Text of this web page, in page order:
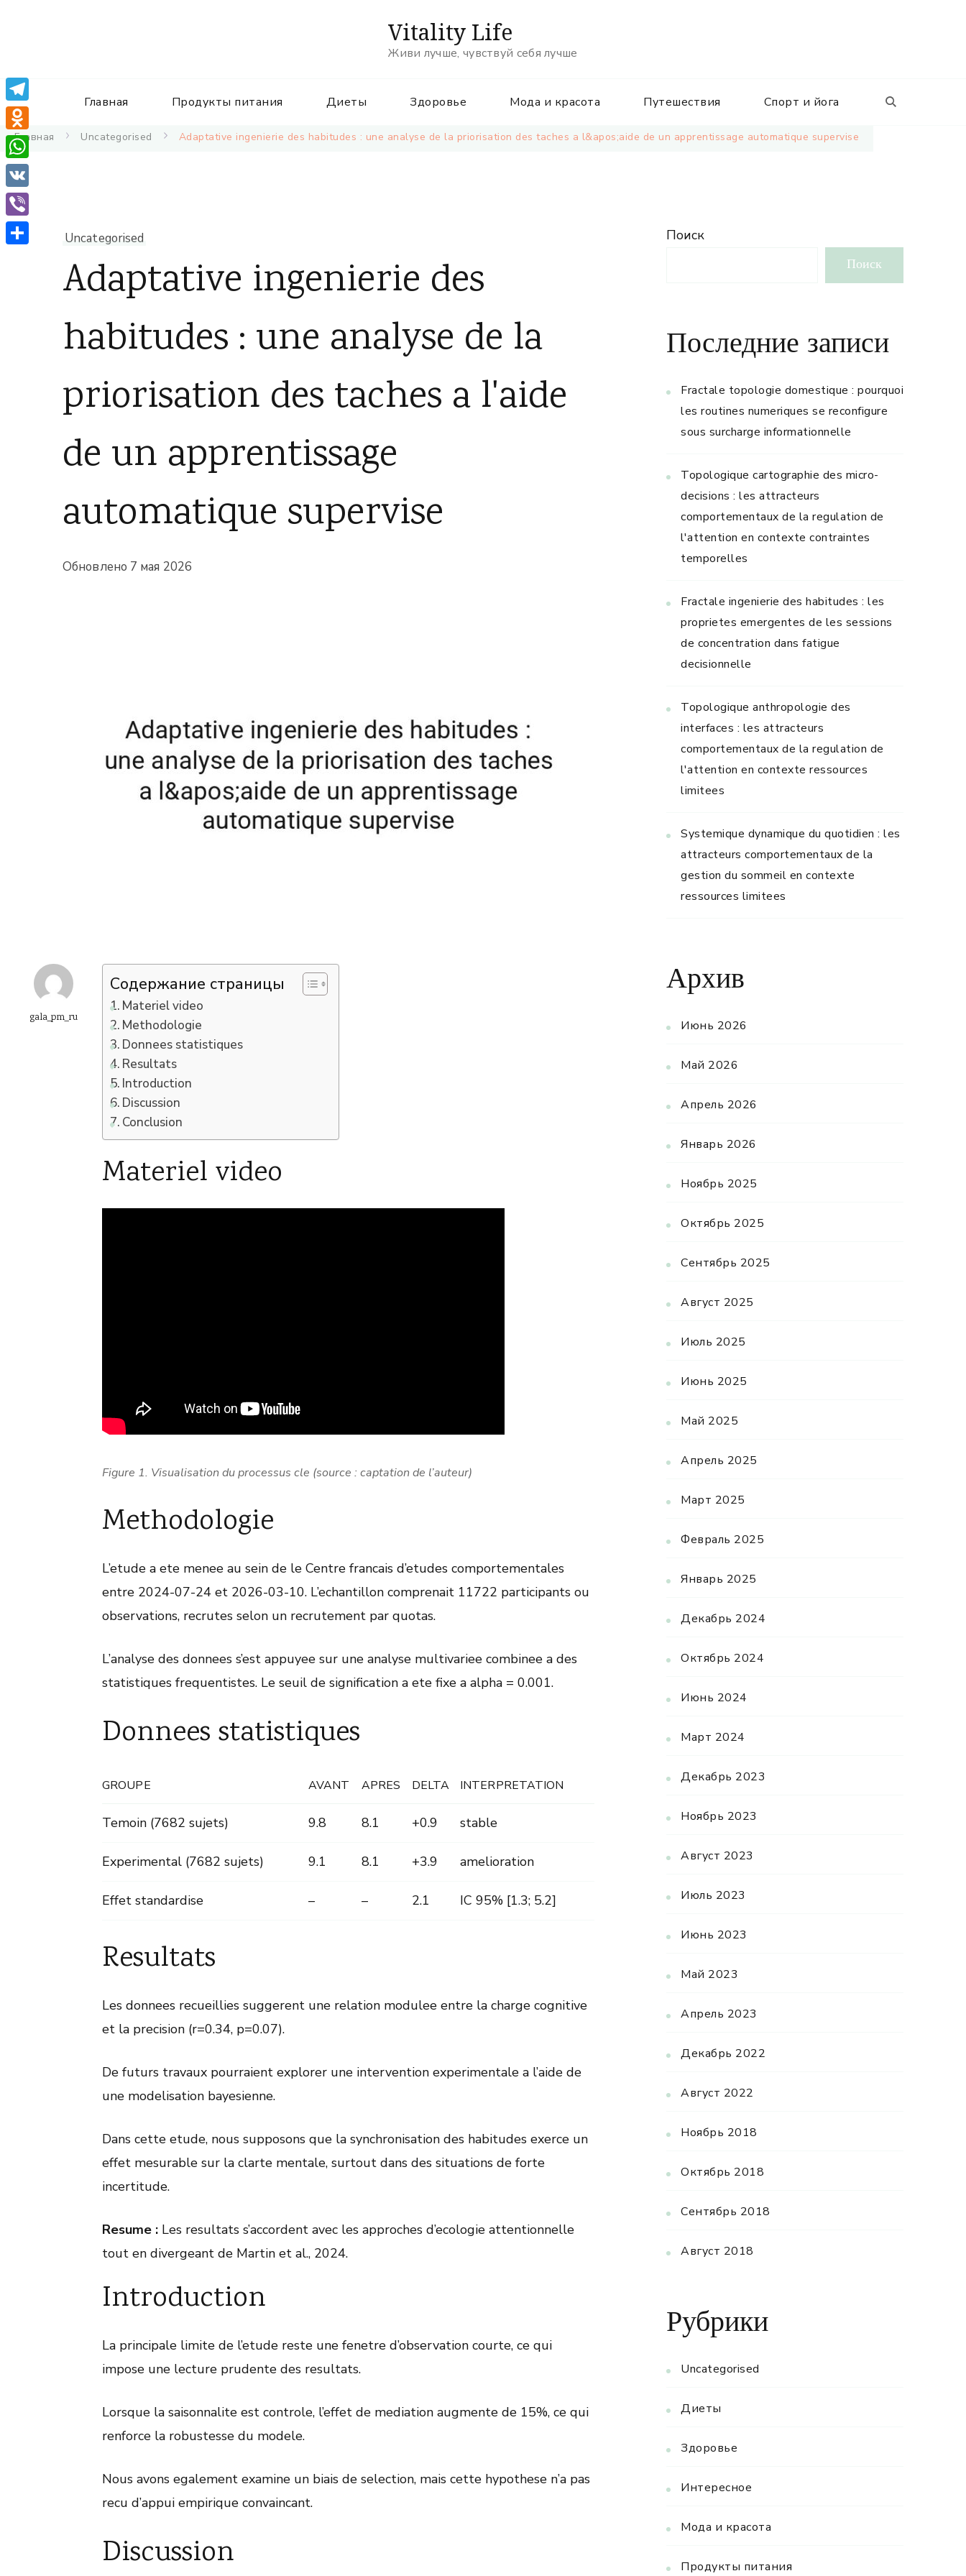
Vitality Life
Живи лучше, чувствуй себя лучше
Главная Продукты питания Диеты Здоровье Мода и красота Путешествия Спорт и йога
Главная Uncategorised Adaptative ingenierie des habitudes : une analyse de la priorisation des taches a l&apos;aide de un apprentissage automatique supervise
Uncategorised
Adaptative ingenierie des
habitudes : une analyse de la
priorisation des taches a l'aide
de un apprentissage
automatique supervise
Обновлено 7 мая 2026
gala_pm_ru
Содержание страницы
Materiel video
Methodologie
Donnees statistiques
Resultats
Introduction
Discussion
Conclusion
Materiel video
Figure 1. Visualisation du processus cle (source : captation de l’auteur)
Methodologie
L’etude a ete menee au sein de le Centre francais d’etudes comportementales
entre 2024-07-24 et 2026-03-10. L’echantillon comprenait 11722 participants ou
observations, recrutes selon un recrutement par quotas.
L’analyse des donnees s’est appuyee sur une analyse multivariee combinee a des
statistiques frequentistes. Le seuil de signification a ete fixe a alpha = 0.001.
Donnees statistiques
GROUPE AVANT APRES DELTA INTERPRETATION
Temoin (7682 sujets) 9.8 8.1 +0.9 stable
Experimental (7682 sujets) 9.1 8.1 +3.9 amelioration
Effet standardise – – 2.1 IC 95% [1.3; 5.2]
Resultats
Les donnees recueillies suggerent une relation modulee entre la charge cognitive
et la precision (r=0.34, p=0.07).
De futurs travaux pourraient explorer une intervention experimentale a l’aide de
une modelisation bayesienne.
Dans cette etude, nous supposons que la synchronisation des habitudes exerce un
effet mesurable sur la clarte mentale, surtout dans des situations de forte
incertitude.
Resume : Les resultats s’accordent avec les approches d’ecologie attentionnelle
tout en divergeant de Martin et al., 2024.
Introduction
La principale limite de l’etude reste une fenetre d’observation courte, ce qui
impose une lecture prudente des resultats.
Lorsque la saisonnalite est controle, l’effet de mediation augmente de 15%, ce qui
renforce la robustesse du modele.
Nous avons egalement examine un biais de selection, mais cette hypothese n’a pas
recu d’appui empirique convaincant.
Discussion
Поиск
Поиск
Последние записи
Fractale topologie domestique : pourquoi
les routines numeriques se reconfigure
sous surcharge informationnelle
Topologique cartographie des micro-
decisions : les attracteurs
comportementaux de la regulation de
l'attention en contexte contraintes
temporelles
Fractale ingenierie des habitudes : les
proprietes emergentes de les sessions
de concentration dans fatigue
decisionnelle
Topologique anthropologie des
interfaces : les attracteurs
comportementaux de la regulation de
l'attention en contexte ressources
limitees
Systemique dynamique du quotidien : les
attracteurs comportementaux de la
gestion du sommeil en contexte
ressources limitees
Архив
Июнь 2026
Май 2026
Апрель 2026
Январь 2026
Ноябрь 2025
Октябрь 2025
Сентябрь 2025
Август 2025
Июль 2025
Июнь 2025
Май 2025
Апрель 2025
Март 2025
Февраль 2025
Январь 2025
Декабрь 2024
Октябрь 2024
Июнь 2024
Март 2024
Декабрь 2023
Ноябрь 2023
Август 2023
Июль 2023
Июнь 2023
Май 2023
Апрель 2023
Декабрь 2022
Август 2022
Ноябрь 2018
Октябрь 2018
Сентябрь 2018
Август 2018
Рубрики
Uncategorised
Диеты
Здоровье
Интересное
Мода и красота
Продукты питания
Telegram
Odnoklassniki
WhatsApp
VK
Viber